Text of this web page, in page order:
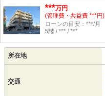
***万円
(管理費・共益費 ***円)
ローンの目安：***/月
5階 / *** / ***
所在地
交通